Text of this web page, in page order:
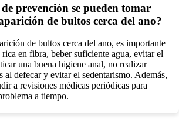
prevención se pueden tomar
de bultos cerca del ano?
de bultos cerca del ano, es importante
rica en fibra, beber suficiente agua, evitar el
una buena higiene anal, no realizar
al defecar y evitar el sedentarismo. Además,
a revisiones médicas periódicas para
a tiempo.